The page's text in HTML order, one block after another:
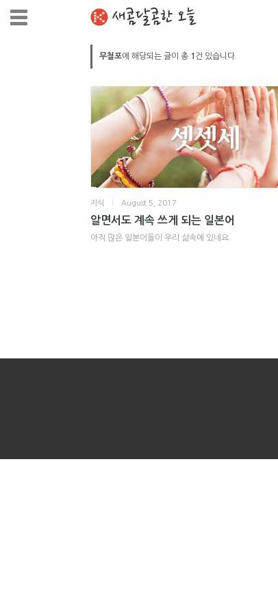
새콤달콤한 오늘
무철포에 해당되는 글이 총 1 건 있습니다.
지식 August 5, 2017
알면서도 계속 쓰게 되는 일본어
아직 많은 일본어들이 우리 삶속에 있네요.